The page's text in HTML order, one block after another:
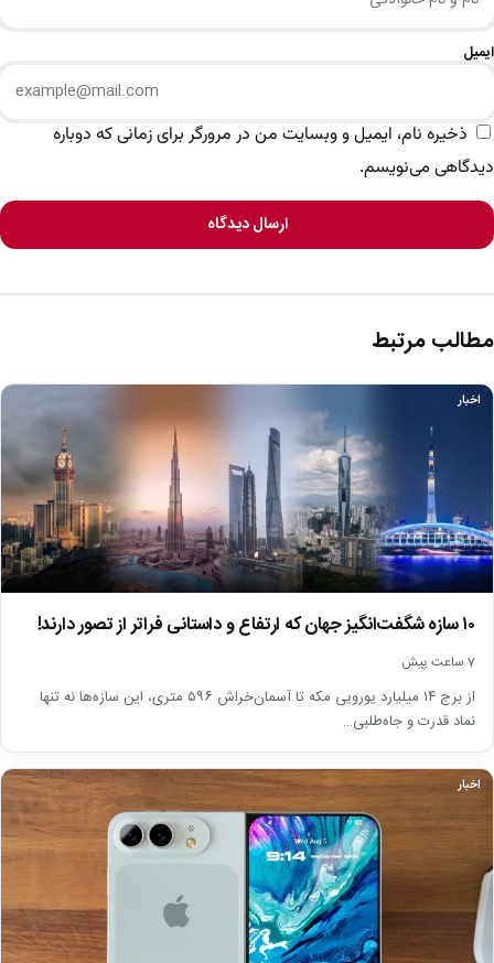
ایمیل
ذخیره نام، ایمیل و وبسایت من در مرورگر برای زمانی که دوباره
دیدگاهی می‌نویسم.
ارسال دیدگاه
مطالب مرتبط
اخبار
۱۰ سازه شگفت‌انگیز جهان که ارتفاع و داستانی فراتر از تصور دارند!
7 ساعت پیش
از برج ۱۴ میلیارد یورویی مکه تا آسمان‌خراش ۵۹۶ متری، این سازه‌ها نه تنها
نماد قدرت و جاه‌طلبی…
اخبار